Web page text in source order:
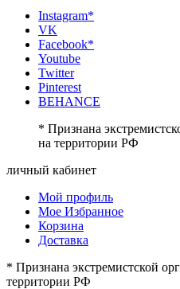
Instagram*
VK
Facebook*
Youtube
Twitter
Pinterest
BEHANCE
* Признана
на территории РФ
личный кабинет
Мой профиль
Мое Избранное
Корзина
Доставка
* Признана экстремистской
территории РФ